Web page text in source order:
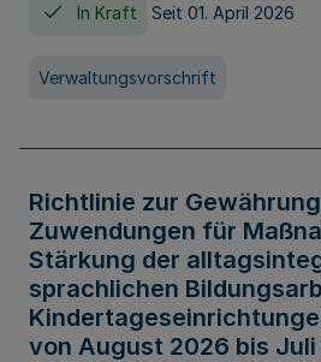
In Kraft Seit 01. April 2026
Verwaltungsvorschrift
Richtlinie zur
Zuwendungen für
Stärkung der
sprachlichen
von August 2026 bis Juli